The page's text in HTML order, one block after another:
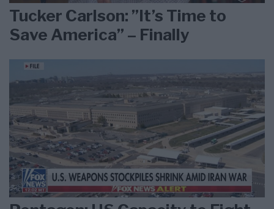
Tucker Carlson: ”It’s Time to
Save America” – Finally